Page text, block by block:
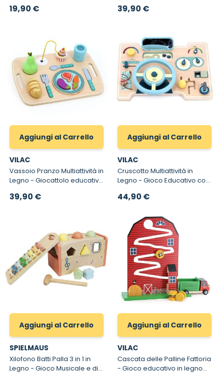
19,90 € 39,90 €
Aggiungi al Carrello
VILAC
Vassoio Pranzo Multiattività in
Legno - Giocattolo educativo
18 mesi
39,90 €
Aggiungi al Carrello
VILAC
Cruscotto Multiattività in
Legno - Gioco Educativo con
mesi
44,90 €
Aggiungi al Carrello
SPIELMAUS
Xilofono Batti Palla 3 in 1 in
Legno - Gioco Musicale e di
Aggiungi al Carrello
VILAC
Cascata delle Palline Fattoria
- Gioco educativo in legno